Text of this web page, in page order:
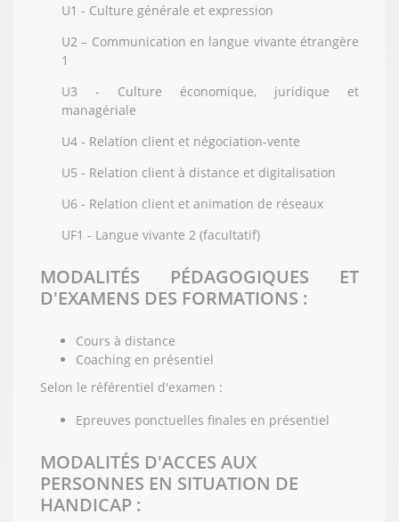
U1 - Culture générale et expression
U2 – Communication en langue vivante étrangère
1
U3 - Culture économique, juridique et
managériale
U4 - Relation client et négociation-vente
U5 - Relation client à distance et digitalisation
U6 - Relation client et animation de réseaux
UF1 - Langue vivante 2 (facultatif)
MODALITÉS PÉDAGOGIQUES ET
D'EXAMENS DES FORMATIONS :
Cours à distance
Coaching en présentiel
Selon le référentiel d'examen :
Epreuves ponctuelles finales en présentiel
MODALITÉS D'ACCES AUX
PERSONNES EN SITUATION DE
HANDICAP :